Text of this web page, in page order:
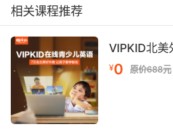
们没有固定的变化规律。每个
式形式都需要单独记忆。例如
→ saw take → took 虽然不规则
较少，但它们在日常英语中的
高。因此，掌握这些动词的过
英语表达能力至关重要。 为了
不规则动词分为以下几类： 完
与原形相同。例如： cut →
相关课程推荐
VIPKID北美
¥0 原价688元